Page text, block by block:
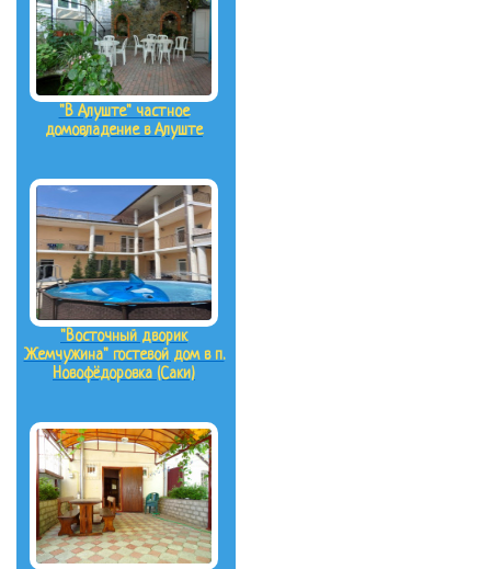
"В Алуште" частное
домовладение в Алуште
"Восточный дворик
Жемчужина" гостевой дом в п.
Новофёдоровка (Саки)